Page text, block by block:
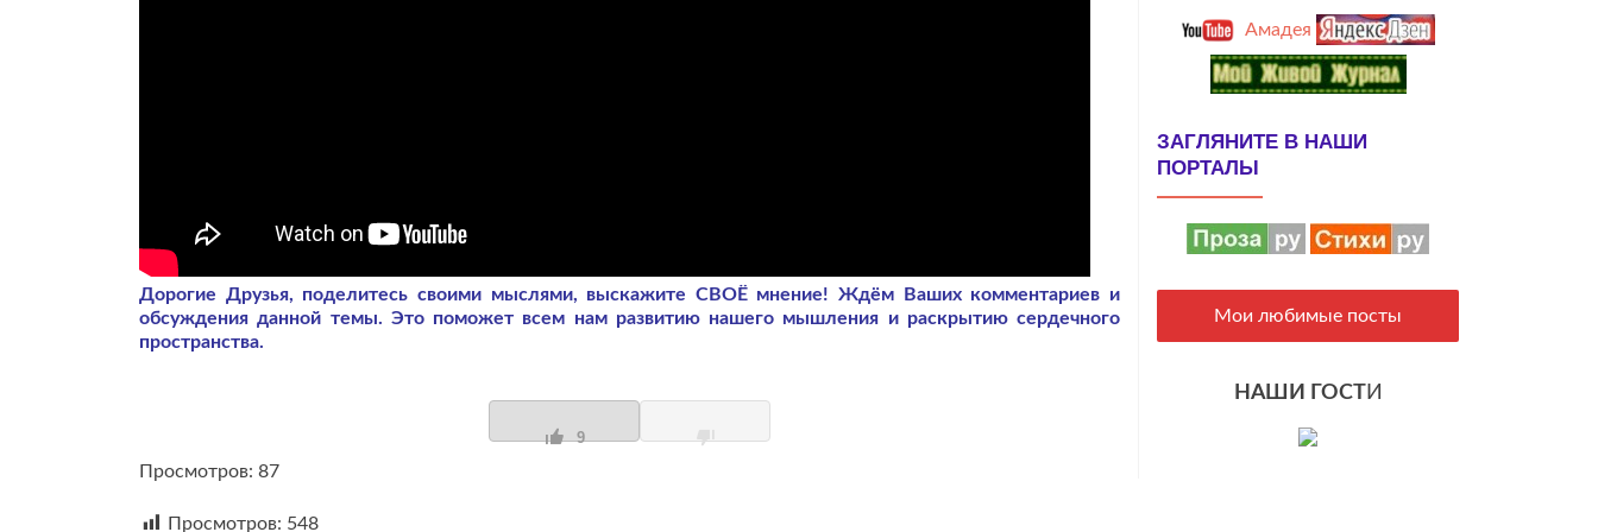
Дорогие Друзья, поделитесь своими мыслями, выскажите СВОЁ мнение! Ждём Ваших комментариев и
обсуждения данной темы. Это поможет всем нам развитию нашего мышления и раскрытию сердечного
пространства.
9
Просмотров: 87
Просмотров: 548
Амадея
ЗАГЛЯНИТЕ В НАШИ
ПОРТАЛЫ
Мои любимые посты
НАШИ ГОСТИ